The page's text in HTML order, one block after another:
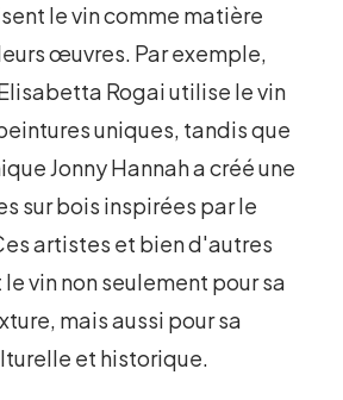
le vin comme matière
œuvres. Par exemple,
Rogai utilise le vin
uniques, tandis que
Jonny Hannah a créé une
sur bois inspirées par le
artistes et bien d'autres
vin non seulement pour sa
mais aussi pour sa
et historique.